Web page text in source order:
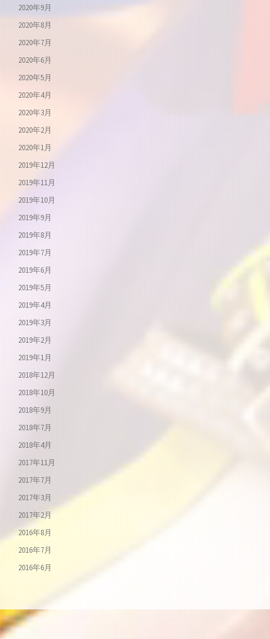
2020年9月
2020年8月
2020年7月
2020年6月
2020年5月
2020年4月
2020年3月
2020年2月
2020年1月
2019年12月
2019年11月
2019年10月
2019年9月
2019年8月
2019年7月
2019年6月
2019年5月
2019年4月
2019年3月
2019年2月
2019年1月
2018年12月
2018年10月
2018年9月
2018年7月
2018年4月
2017年11月
2017年7月
2017年3月
2017年2月
2016年8月
2016年7月
2016年6月